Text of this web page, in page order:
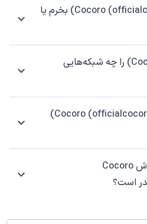
چطور می‌توانم Cocoro (officialcocoro.com) بخرم یا
Cocoro (officialcocoro.com) را چه شبکه‌هایی
چه کیف پول‌هایی از Cocoro (officialcocoro.com)
عرضه‌ی کل و عرضه‌ی در گردش Cocoro